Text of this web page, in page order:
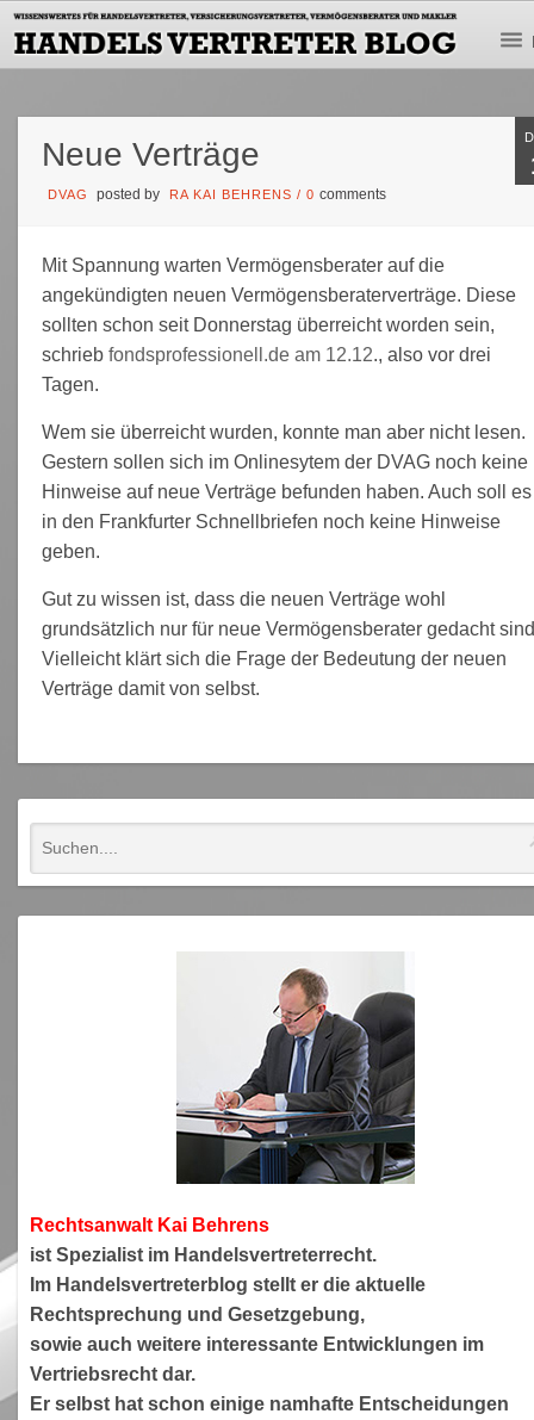
Neue Verträge
DVAG posted by RA KAI BEHRENS /0comments
Mit Spannung warten Vermögensberater auf die
angekündigten neuen Vermögensberaterverträge. Diese
sollten schon seit Donnerstag überreicht worden sein,
schriebfondsprofessionell.de am 12.12., also vor drei
Tagen.
Wem sie überreicht wurden, konnte man aber nicht lesen.
Gestern sollen sich im Onlinesytem der DVAG noch keine
Hinweise auf neue Verträge befunden haben. Auch soll es
in den Frankfurter Schnellbriefen noch keine Hinweise
geben.
Gut zu wissen ist, dass die neuen Verträge wohl
grundsätzlich nur für neue Vermögensberater gedacht
Vielleicht klärt sich die Frage der Bedeutung der neuen
Verträge damit von selbst.
Rechtsanwalt Kai Behrens
ist Spezialist im Handelsvertreterrecht.
Im Handelsvertreterblog stellt er die aktuelle
Rechtsprechung und Gesetzgebung,
sowie auch weitere interessante Entwicklungen im
Vertriebsrecht dar.
Er selbst hat schon einige namhafte Entscheidungen